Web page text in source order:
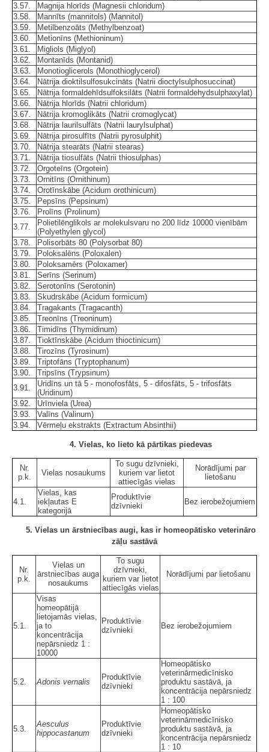
3.57.
Magnija hlorīds (Magnesii chloridum)
3.58.
Mannīts (mannitols) (Mannitol)
3.59.
Metilbenzoāts (Methylbenzoat)
3.60.
Metionīns (Methioninum)
3.61.
Migliols (Miglyol)
3.62.
Montanīds (Montanid)
3.63.
Monotioglicerols (Monothioglycerol)
3.64.
Nātrija dioktilsulfosukcināts (Natrii dioctylsulphosuccinat)
3.65.
Nātrija formaldehīdsulfoksilāts (Natrii formaldehydsulphaxylat)
3.66.
Nātrija hlorīds (Natrii chloridum)
3.67.
Nātrija kromoglikāts (Natrii cromoglycat)
3.68.
Nātrija laurilsulfāts (Natrii laurylsulphat)
3.69.
Nātrija pirosulfīts (Natrii pyrosulphit)
3.70.
Nātrija stearāts (Natrii stearas)
3.71.
Nātrija tiosulfāts (Natrii thiosulphas)
3.72.
Orgoteīns (Orgotein)
3.73.
Ornitīns (Ornithinum)
3.74.
Orotīnskābe (Acidum orothinicum)
3.75.
Pepsīns (Pepsinum)
3.76.
Prolīns (Prolinum)
3.77.
Polietilēnglikols ar molekulsvaru no 200 līdz 10000 vienībām
(Polyethylen glycol)
3.78.
Polisorbāts 80 (Polysorbat 80)
3.79.
Poloksalēns (Poloxalen)
3.80.
Poloksamērs (Poloxamer)
3.81.
Serīns (Serinum)
3.82.
Serotonīns (Serotonin)
3.83.
Skudrskābe (Acidum formicum)
3.84.
Tragakants (Tragacanth)
3.85.
Treonīns (Treoninum)
3.86.
Timidīns (Thymidinum)
3.87.
Tioktīnskābe (Acidum thioctinicum)
3.88.
Tirozīns (Tyrosinum)
3.89.
Triptofāns (Tryptophanum)
3.90.
Tripsīns (Trypsinum)
3.91.
Uridīns un tā 5 - monofosfāts, 5 - difosfāts, 5 - trifosfāts
(Uridinum)
3.92.
Urīnviela (Urea)
3.93.
Valīns (Valinum)
3.94.
Vērmeļu ekstrakts (Extractum Absinthii)
4. Vielas, ko lieto kā pārtikas piedevas
Nr.
p.k.
Vielas nosaukums
To sugu dzīvnieki,
kuriem var lietot
attiecīgās vielas
Norādījumi par
lietošanu
4.1.
Vielas, kas
iekļautas E
kategorijā
Produktīvie
dzīvnieki
Bez ierobežojumiem
5. Vielas un ārstniecības augi, kas ir homeopātisko veterināro
zāļu sastāvā
Nr.
p.k.
Vielas un
ārstniecības auga
nosaukums
To sugu
dzīvnieki,
kuriem var lietot
attiecīgās vielas
Norādījumi par lietošanu
5.1.
Visas
homeopātijā
lietojamās vielas,
ja to
koncentrācija
nepārsniedz 1 :
10000
Produktīvie
dzīvnieki
Bez ierobežojumiem
5.2. Adonis vernalis
Produktīvie
dzīvnieki
Homeopātisko
veterinārmedicīnisko
produktu sastāvā, ja
koncentrācija nepārsniedz
1 : 100
5.3.
Aesculus
hippocastanum
Produktīvie
dzīvnieki
Homeopātisko
veterinārmedicīnisko
produktu sastāvā, ja
koncentrācija nepārsniedz
1 : 10